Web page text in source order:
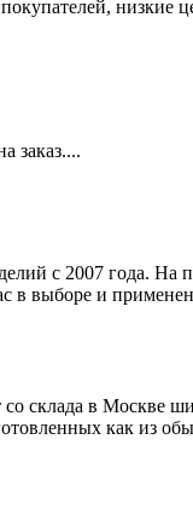
низкие
заказ....
с 2007 года.
в выборе и
склада в Москве
как из